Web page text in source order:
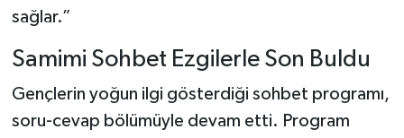
sağlar.”
Samimi Sohbet Ezgilerle Son Buldu
Gençlerin yoğun ilgi gösterdiği sohbet programı,
soru-cevap bölümüyle devam etti. Program